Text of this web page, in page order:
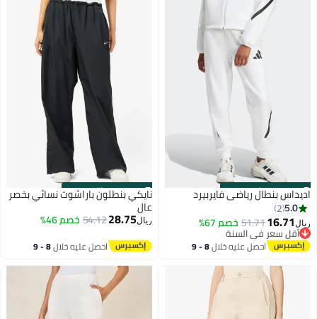
00m:00s
·باقي 100%
اديداس بنطال رياضي فايربيرد
5.0
2
ريال16.71
51.71خصم 67%
أقل سعر في السنة
أقل سعر في السنة
احصل عليه خلال 8 - 9
00m:00s
·باقي 100%
نايكي بنطلون باراشوت نسائي بخصر
عالٍ
ريال28.75
54.12خصم 46%
احصل عليه خلال 8 - 9